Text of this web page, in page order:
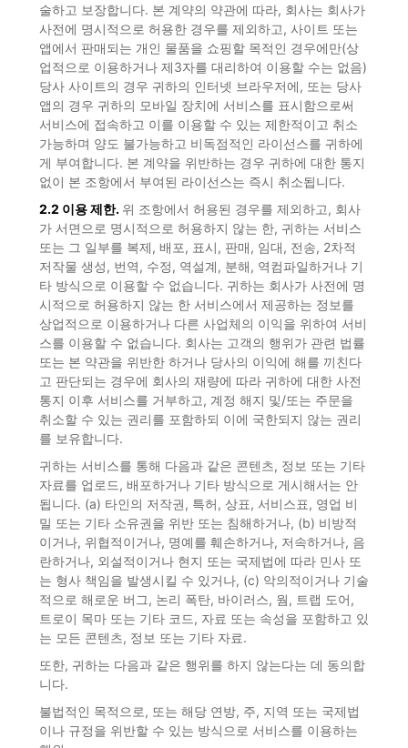
술하고 보장합니다. 본 계약의 약관에 따라, 회사는 회사가
사전에 명시적으로 허용한 경우를 제외하고, 사이트 또는
앱에서 판매되는 개인 물품을 쇼핑할 목적인 경우에만(상
업적으로 이용하거나 제3자를 대리하여 이용할 수는 없음)
당사 사이트의 경우 귀하의 인터넷 브라우저에, 또는 당사
앱의 경우 귀하의 모바일 장치에 서비스를 표시함으로써
서비스에 접속하고 이를 이용할 수 있는 제한적이고 취소
가능하며 양도 불가능하고 비독점적인 라이선스를 귀하에
게 부여합니다. 본 계약을 위반하는 경우 귀하에 대한 통지
없이 본 조항에서 부여된 라이선스는 즉시 취소됩니다.
2.2 이용 제한. 위 조항에서 허용된 경우를 제외하고, 회사
가 서면으로 명시적으로 허용하지 않는 한, 귀하는 서비스
또는 그 일부를 복제, 배포, 표시, 판매, 임대, 전송, 2차적
저작물 생성, 번역, 수정, 역설계, 분해, 역컴파일하거나 기
타 방식으로 이용할 수 없습니다. 귀하는 회사가 사전에 명
시적으로 허용하지 않는 한 서비스에서 제공하는 정보를
상업적으로 이용하거나 다른 사업체의 이익을 위하여 서비
스를 이용할 수 없습니다. 회사는 고객의 행위가 관련 법률
또는 본 약관을 위반한 하거나 당사의 이익에 해를 끼친다
고 판단되는 경우에 회사의 재량에 따라 귀하에 대한 사전
통지 이후 서비스를 거부하고, 계정 해지 및/또는 주문을
취소할 수 있는 권리를 포함하되 이에 국한되지 않는 권리
를 보유합니다.
귀하는 서비스를 통해 다음과 같은 콘텐츠, 정보 또는 기타
자료를 업로드, 배포하거나 기타 방식으로 게시해서는 안
됩니다. (a) 타인의 저작권, 특허, 상표, 서비스표, 영업 비
밀 또는 기타 소유권을 위반 또는 침해하거나, (b) 비방적
이거나, 위협적이거나, 명예를 훼손하거나, 저속하거나, 음
란하거나, 외설적이거나 현지 또는 국제법에 따라 민사 또
는 형사 책임을 발생시킬 수 있거나, (c) 악의적이거나 기술
적으로 해로운 버그, 논리 폭탄, 바이러스, 웜, 트랩 도어,
트로이 목마 또는 기타 코드, 자료 또는 속성을 포함하고 있
는 모든 콘텐츠, 정보 또는 기타 자료.
또한, 귀하는 다음과 같은 행위를 하지 않는다는 데 동의합
니다.
불법적인 목적으로, 또는 해당 연방, 주, 지역 또는 국제법
이나 규정을 위반할 수 있는 방식으로 서비스를 이용하는